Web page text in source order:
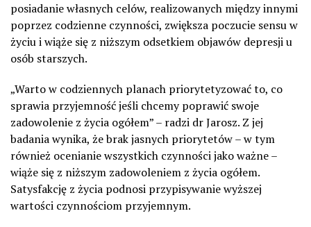
posiadanie własnych celów, realizowanych między innymi
poprzez codzienne czynności, zwiększa poczucie sensu w
życiu i wiąże się z niższym odsetkiem objawów depresji u
osób starszych.
„Warto w codziennych planach priorytetyzować to, co
sprawia przyjemność jeśli chcemy poprawić swoje
zadowolenie z życia ogółem” – radzi dr Jarosz. Z jej
badania wynika, że brak jasnych priorytetów – w tym
również ocenianie wszystkich czynności jako ważne –
wiąże się z niższym zadowoleniem z życia ogółem.
Satysfakcję z życia podnosi przypisywanie wyższej
wartości czynnościom przyjemnym.